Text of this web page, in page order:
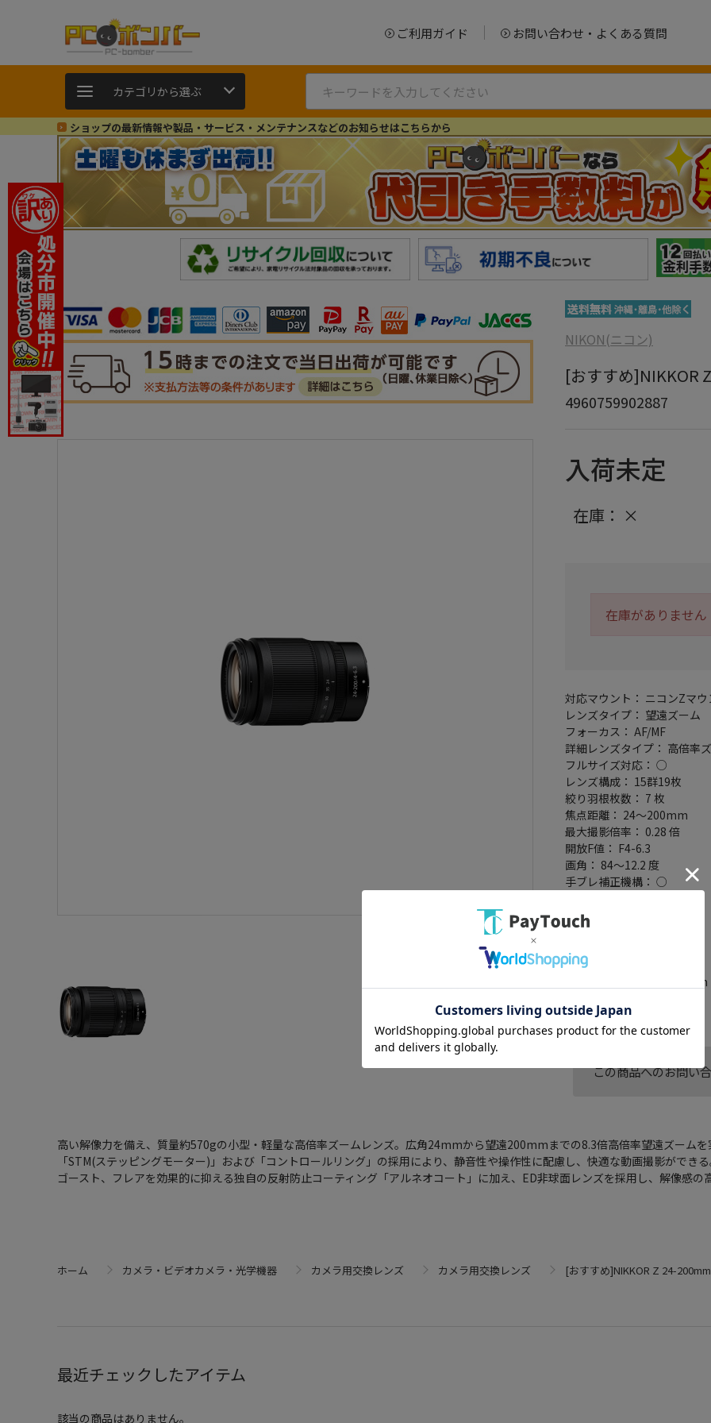
ご利用ガイド お問い合わせ・よくある質問
カテゴリから選ぶ
ショップの最新情報や製品・サービス・メンテナンスなどのお知らせはこちらから
NIKON(ニコン)
[おすすめ]NIKKOR
4960759902887
入荷未定
在庫： ×
在庫がありません
対応マウント： ニコンZマウ
レンズタイプ： 望遠ズーム
フォーカス： AF/MF
詳細レンズタイプ： 高倍率
フルサイズ対応： ○
レンズ構成： 15群19枚
絞り羽根枚数： 7 枚
焦点距離： 24～200mm
最大撮影倍率： 0.28 倍
開放F値： F4-6.3
画角： 84～12.2 度
手ブレ補正機構： ○
防塵： ○
望遠： ○
フィルター径： 67mm
最大径x長さ： 76.5x114mm
この商品へのお問い
高い解像力を備え、質量約570gの小型・軽量な高倍率ズームレンズ。広角24mmから望遠200mmまでの8.3倍高倍率望遠ズームを
「STM(ステッピングモーター)」および「コントロールリング」の採用により、静音性や操作性に配慮し、快適な動画撮影ができる
ゴースト、フレアを効果的に抑える独自の反射防止コーティング「アルネオコート」に加え、ED非球面レンズを採用し、解像感の
ホーム カメラ・ビデオカメラ・光学機器 カメラ用交換レンズ カメラ用交換レンズ [おすすめ]NIKKOR Z 24-
最近チェックしたアイテム
該当の商品はありません。